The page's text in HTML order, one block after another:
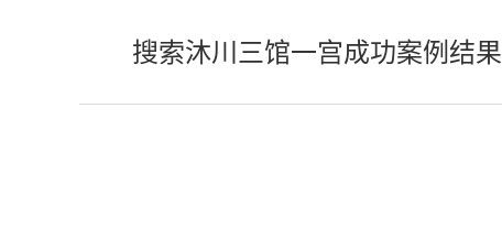
搜索沐川三馆一宫成功案例结果